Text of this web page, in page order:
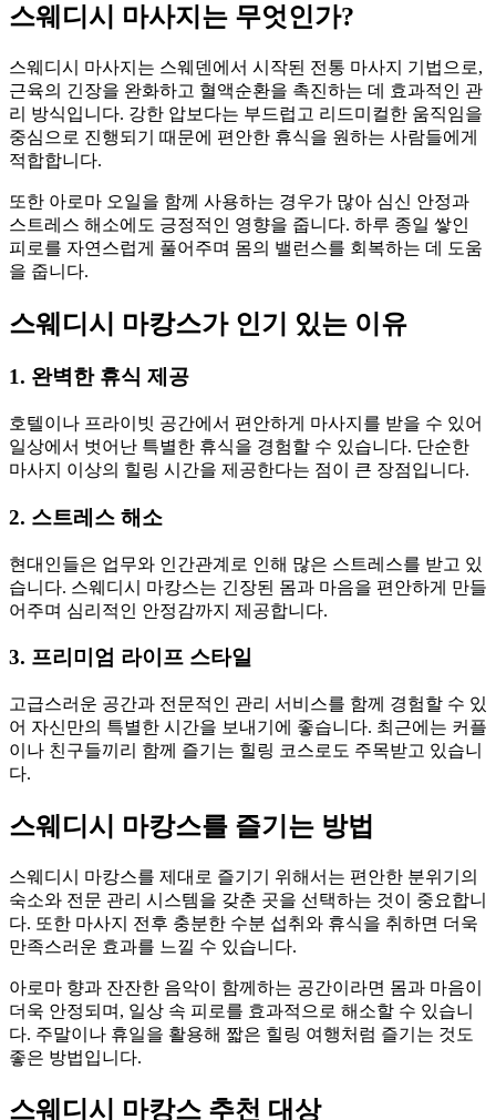
스웨디시 마사지는 무엇인가?
스웨디시 마사지는 스웨덴에서 시작된 전통 마사지 기법으로,
근육의 긴장을 완화하고 혈액순환을 촉진하는 데 효과적인 관
리 방식입니다. 강한 압보다는 부드럽고 리드미컬한 움직임을
중심으로 진행되기 때문에 편안한 휴식을 원하는 사람들에게
적합합니다.
또한 아로마 오일을 함께 사용하는 경우가 많아 심신 안정과
스트레스 해소에도 긍정적인 영향을 줍니다. 하루 종일 쌓인
피로를 자연스럽게 풀어주며 몸의 밸런스를 회복하는 데 도움
을 줍니다.
스웨디시 마캉스가 인기 있는 이유
1. 완벽한 휴식 제공
호텔이나 프라이빗 공간에서 편안하게 마사지를 받을 수 있어
일상에서 벗어난 특별한 휴식을 경험할 수 있습니다. 단순한
마사지 이상의 힐링 시간을 제공한다는 점이 큰 장점입니다.
2. 스트레스 해소
현대인들은 업무와 인간관계로 인해 많은 스트레스를 받고 있
습니다. 스웨디시 마캉스는 긴장된 몸과 마음을 편안하게 만들
어주며 심리적인 안정감까지 제공합니다.
3. 프리미엄 라이프 스타일
고급스러운 공간과 전문적인 관리 서비스를 함께 경험할 수 있
어 자신만의 특별한 시간을 보내기에 좋습니다. 최근에는 커플
이나 친구들끼리 함께 즐기는 힐링 코스로도 주목받고 있습니
다.
스웨디시 마캉스를 즐기는 방법
스웨디시 마캉스를 제대로 즐기기 위해서는 편안한 분위기의
숙소와 전문 관리 시스템을 갖춘 곳을 선택하는 것이 중요합니
다. 또한 마사지 전후 충분한 수분 섭취와 휴식을 취하면 더욱
만족스러운 효과를 느낄 수 있습니다.
아로마 향과 잔잔한 음악이 함께하는 공간이라면 몸과 마음이
더욱 안정되며, 일상 속 피로를 효과적으로 해소할 수 있습니
다. 주말이나 휴일을 활용해 짧은 힐링 여행처럼 즐기는 것도
좋은 방법입니다.
스웨디시 마캉스 추천 대상